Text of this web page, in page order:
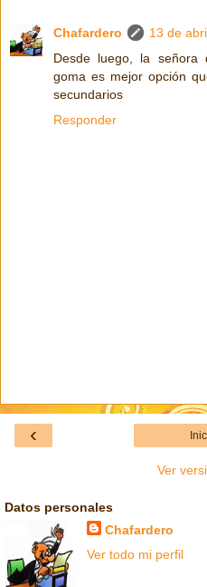
Chafardero
13 de
Desde luego, la
goma es mejor opción
secundarios
Responder
‹
Ver
Datos personales
Chafardero
Ver todo mi perfil